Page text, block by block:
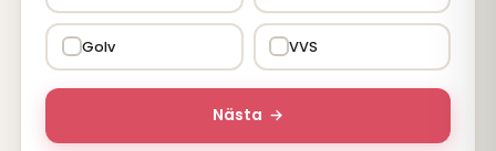
Golv VVS
Nästa →